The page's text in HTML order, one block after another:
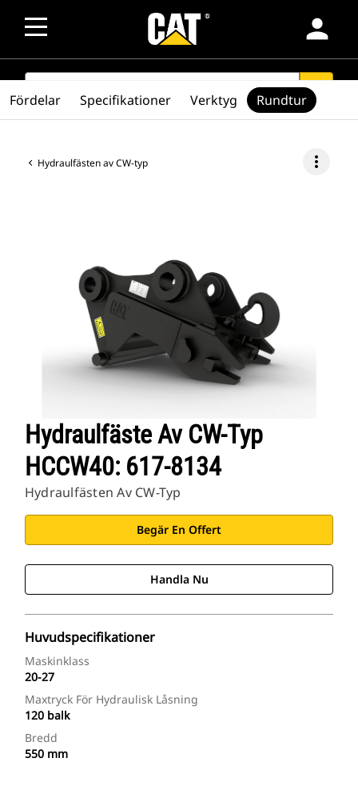
person
SEARCH search
Hydraulfästen av CW-typ more_vert
Hydraulfäste Av CW-Typ
HCCW40: 617-8134
Hydraulfästen Av CW-Typ
Begär En Offert
Handla Nu
Huvudspecifikationer
Maskinklass
20-27
Maxtryck För Hydraulisk Låsning
120 balk
Bredd
550 mm
Fördelar Specifikationer Verktyg Rundtur